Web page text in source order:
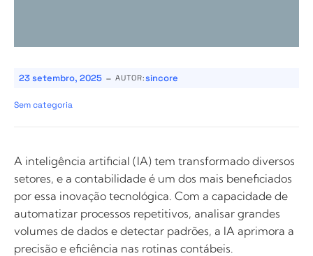
23 setembro, 2025 - AUTOR:sincore
Sem categoria
A inteligência artificial (IA) tem transformado diversos
setores, e a contabilidade é um dos mais beneficiados
por essa inovação tecnológica. Com a capacidade de
automatizar processos repetitivos, analisar grandes
volumes de dados e detectar padrões, a IA aprimora a
precisão e eficiência nas rotinas contábeis.